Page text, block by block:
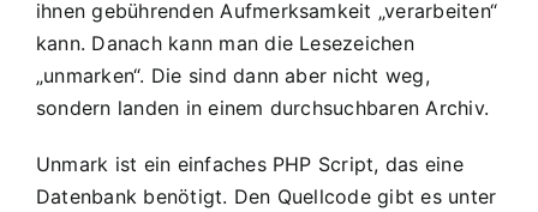
ihnen gebührenden Aufmerksamkeit „verarbeiten“
kann. Danach kann man die Lesezeichen
„unmarken“. Die sind dann aber nicht weg,
sondern landen in einem durchsuchbaren Archiv.
Unmark ist ein einfaches PHP Script, das eine
Datenbank benötigt. Den Quellcode gibt es unter